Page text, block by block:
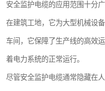
安全监护电缆的应用范围十分广
在建筑工地，它为大型机械设
车间，它保障了生产线的高效
着电力系统的正常运行。
尽管安全监护电缆通常隐藏在